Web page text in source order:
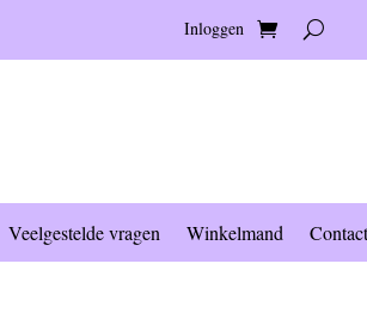
Inloggen
Veelgestelde vragen Winkelmand Contact